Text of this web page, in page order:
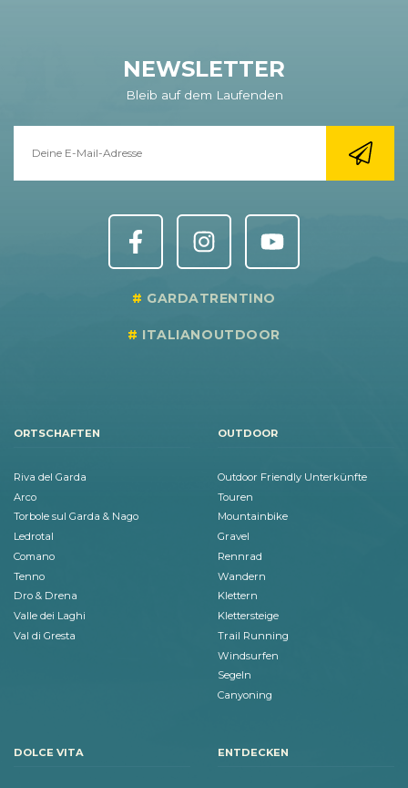
NEWSLETTER
Bleib auf dem Laufenden
GARDATRENTINO
ITALIANOUTDOOR
ORTSCHAFTEN
Riva del Garda
Arco
Torbole sul Garda & Nago
Ledrotal
Comano
Tenno
Dro & Drena
Valle dei Laghi
Val di Gresta
OUTDOOR
Outdoor Friendly Unterkünfte
Touren
Mountainbike
Gravel
Rennrad
Wandern
Klettern
Klettersteige
Trail Running
Windsurfen
Segeln
Canyoning
DOLCE VITA ENTDECKEN